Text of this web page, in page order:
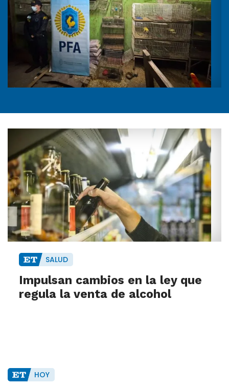
SALUD
Impulsan cambios en la ley que
regula la venta de alcohol
HOY